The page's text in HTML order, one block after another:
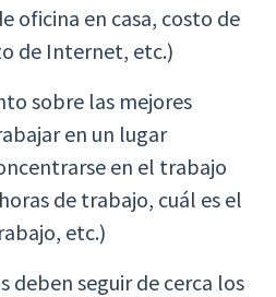
oficina en casa, costo de
de Internet, etc.)
sobre las mejores
en un lugar
en el trabajo
de trabajo, cuál es el
etc.)
deben seguir de cerca los